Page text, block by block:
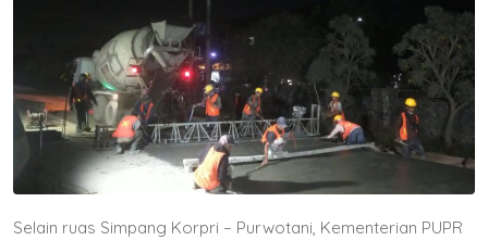
Selain ruas Simpang Korpri – Purwotani, Kementerian PUPR